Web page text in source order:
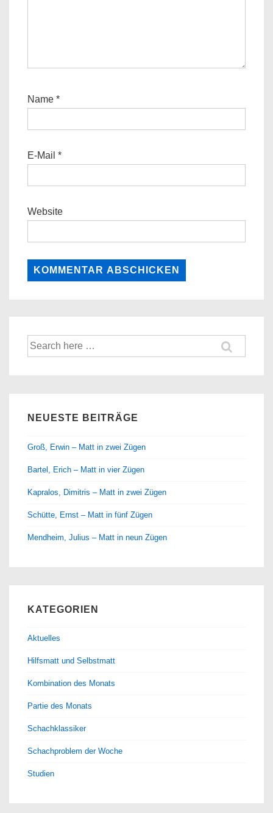
Name *
E-Mail *
Website
Suche
nach:
NEUESTE BEITRÄGE
Groß, Erwin – Matt in zwei Zügen
Bartel, Erich – Matt in vier Zügen
Kapralos, Dimitris – Matt in zwei Zügen
Schütte, Ernst – Matt in fünf Zügen
Mendheim, Julius – Matt in neun Zügen
KATEGORIEN
Aktuelles
Hilfsmatt und Selbstmatt
Kombination des Monats
Partie des Monats
Schachklassiker
Schachproblem der Woche
Studien